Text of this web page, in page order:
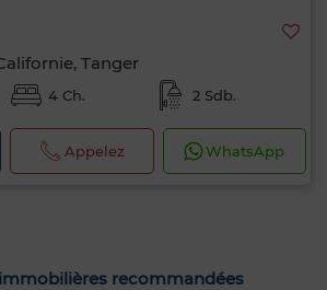
Tanger
4 Ch. 2 Sdb.
Appelez WhatsApp
recommandées